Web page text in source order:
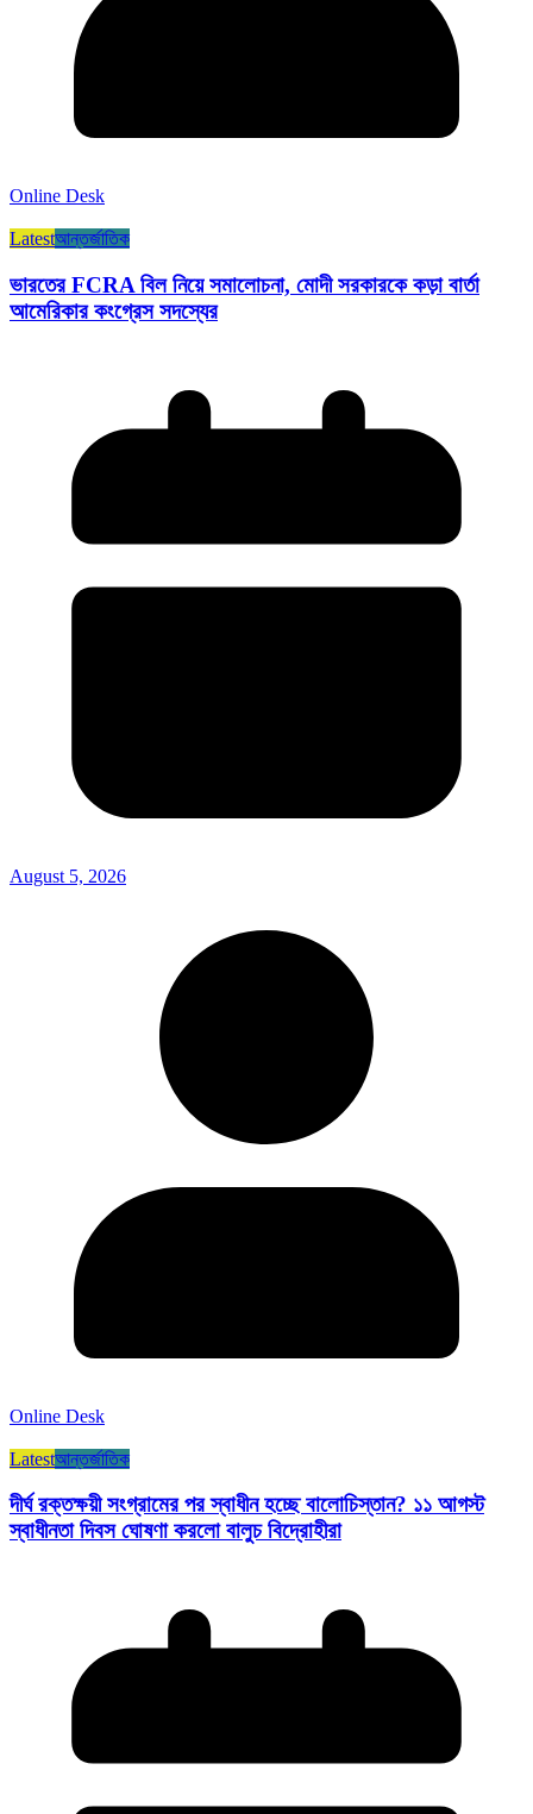
Online Desk
Latestআন্তর্জাতিক
ভারতের FCRA বিল নিয়ে সমালোচনা, মোদী সরকারকে কড়া বার্তা
আমেরিকার কংগ্রেস সদস্যের
August 5, 2026
Online Desk
Latestআন্তর্জাতিক
দীর্ঘ রক্তক্ষয়ী সংগ্রামের পর স্বাধীন হচ্ছে বালোচিস্তান? ১১ আগস্ট
স্বাধীনতা দিবস ঘোষণা করলো বালুচ বিদ্রোহীরা